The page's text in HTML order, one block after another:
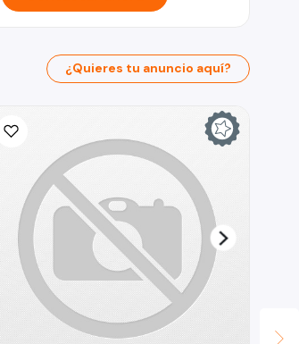
¿Quieres tu anuncio aquí?